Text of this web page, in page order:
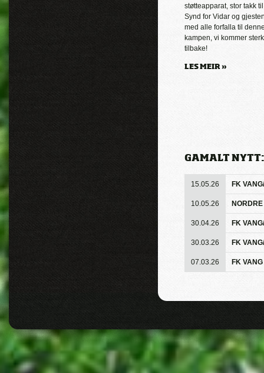
støtteapparat, stor takk
Synd for Vidar og
med alle forfalla til
kampen, vi kommer
tilbake!
LES MEIR »
GAMALT NYTT:
15.05.26 FK
10.05.26
30.04.26 FK
30.03.26 FK
07.03.26 FK